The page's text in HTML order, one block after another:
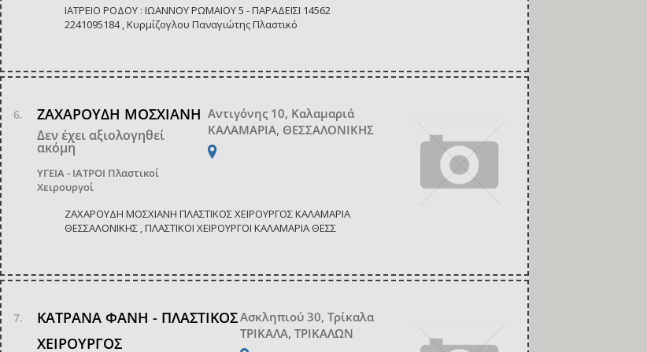
ΙΑΤΡΕΙΟ ΡΟΔΟΥ : ΙΩΑΝΝΟΥ ΡΩΜΑΙΟΥ 5 - ΠΑΡΑΔΕΙΣΙ 14562
2241095184 , Κυρμίζογλου Παναγιώτης Πλαστικό
ΖΑΧΑΡΟΥΔΗ ΜΟΣΧΙΑΝΗ
Δεν έχει αξιολογηθεί
ακόμη
ΥΓΕΙΑ - ΙΑΤΡΟΙ Πλαστικοί
Χειρουργοί
Αντιγόνης 10, Καλαμαριά
ΚΑΛΑΜΑΡΙΑ, ΘΕΣΣΑΛΟΝΙΚΗΣ
ΖΑΧΑΡΟΥΔΗ ΜΟΣΧΙΑΝΗ ΠΛΑΣΤΙΚΟΣ ΧΕΙΡΟΥΡΓΟΣ ΚΑΛΑΜΑΡΙΑ
ΘΕΣΣΑΛΟΝΙΚΗΣ , ΠΛΑΣΤΙΚΟΙ ΧΕΙΡΟΥΡΓΟΙ ΚΑΛΑΜΑΡΙΑ ΘΕΣΣ
ΚΑΤΡΑΝΑ ΦΑΝΗ - ΠΛΑΣΤΙΚΟΣ
ΧΕΙΡΟΥΡΓΟΣ
Ασκληπιού 30, Τρίκαλα
ΤΡΙΚΑΛΑ, ΤΡΙΚΑΛΩΝ